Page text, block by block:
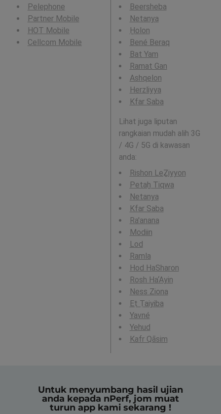
Pelephone
Partner Mobile
HOT Mobile
Cellcom Mobile
Beersheba
Netanya
H̱olon
Bené Beraq
Bat Yam
Ramat Gan
Ashqelon
Herzliyya
Kfar Saba
Lihat juga liputan
rangkaian mudah alih 3G
/ 4G / 5G di kawasan
anda:
Rishon LeẔiyyon
Petaẖ Tiqwa
Netanya
Kfar Saba
Ra'anana
Modiin
Lod
Ramla
Hod HaSharon
Rosh Ha‘Ayin
Ness Ziona
Eṭ Ṭaiyiba
Yavné
Yehud
Kafr Qāsim
Untuk menyumbang hasil ujian
anda kepada nPerf, jom muat
turun app kami sekarang !